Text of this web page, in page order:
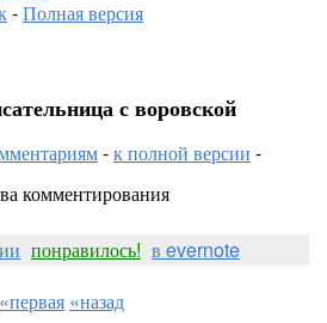
-Полная версия
с воровской
-к полной версии -
комментирования
понравилось! в evernote
«первая «назад